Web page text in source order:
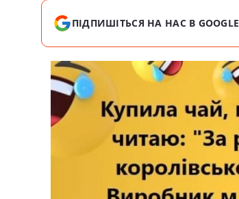
ПІДПИШІТЬСЯ НА НАС В GOOGLE